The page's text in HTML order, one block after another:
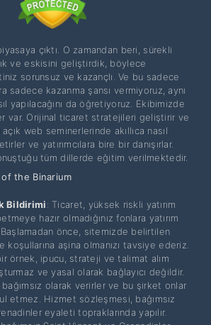
çıktı. O zamandan beri, sürekli
ve eskisini geliştirdik, böylece
sorunsuz ve kazançlı. Ve bu sadece
sadece kazanma şansı vermiyoruz, aynı
yapılacağını da öğretiyoruz. Ekibimizde
var. Orijinal ticaret stratejileri geliştirir ve
açık web seminerlerinde akıllıca nasıl
ve yatırımcılara bire bir danışırlar.
konuştuğu tüm dillerde eğitim verilmektedir.
the Binarium
Bildirimi: Ticaret, yüksek riskli yatırım
hazır olmadığınız fonlara yatırım
Başlamadan önce, sitemizde belirtilen
koşullarına aşina olmanızı tavsiye ederiz.
örnek, ipucu, strateji ve talimat alım
ve yasal olarak bağlayıcı değildir.
bağımsız olarak verirler ve bu şirket onlar
etmez. Hizmet sözleşmesi, bağımsız
eyaleti topraklarında yapılır.